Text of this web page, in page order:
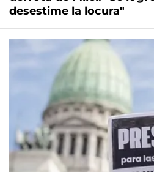
desestime la locura"